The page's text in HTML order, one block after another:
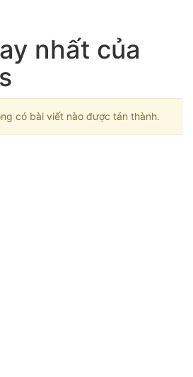
nhất của
có bài viết nào được tán thành.